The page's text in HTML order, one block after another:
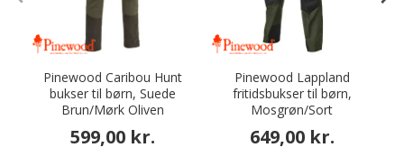
Pinewood Caribou Hunt
bukser til børn, Suede
Brun/Mørk Oliven
599,00 kr.
Pinewood Lappland
fritidsbukser til børn,
Mosgrøn/Sort
649,00 kr.